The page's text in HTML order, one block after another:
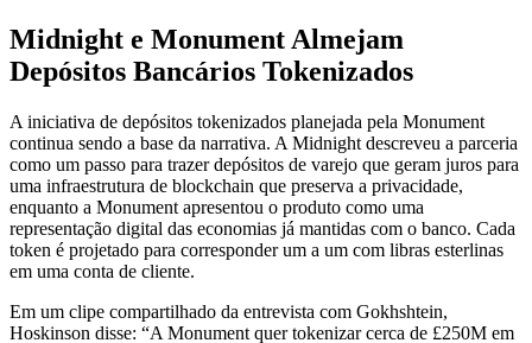
Midnight e Monument Almejam
Depósitos Bancários Tokenizados
A iniciativa de depósitos tokenizados planejada pela Monument
continua sendo a base da narrativa. A Midnight descreveu a parceria
como um passo para trazer depósitos de varejo que geram juros para
uma infraestrutura de blockchain que preserva a privacidade,
enquanto a Monument apresentou o produto como uma
representação digital das economias já mantidas com o banco. Cada
token é projetado para corresponder um a um com libras esterlinas
em uma conta de cliente.
Em um clipe compartilhado da entrevista com Gokhshtein,
Hoskinson disse: “A Monument quer tokenizar cerca de £250M em